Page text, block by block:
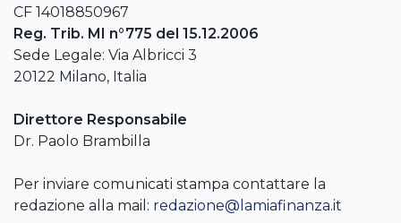
CF 14018850967
Reg. Trib. MI n°775 del 15.12.2006
Sede Legale: Via Albricci 3
20122 Milano, Italia
Direttore Responsabile
Dr. Paolo Brambilla
Per inviare comunicati stampa contattare la
redazione alla mail: redazione@lamiafinanza.it